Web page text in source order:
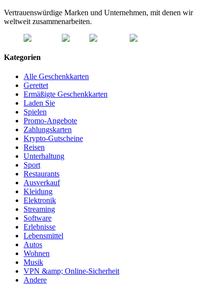
Vertrauenswürdige Marken und Unternehmen, mit denen wir
weltweit zusammenarbeiten.
Kategorien
Alle Geschenkkarten
Gerettet
Ermäßigte Geschenkkarten
Laden Sie
Spielen
Promo-Angebote
Zahlungskarten
Krypto-Gutscheine
Reisen
Unterhaltung
Sport
Restaurants
Ausverkauf
Kleidung
Elektronik
Streaming
Software
Erlebnisse
Lebensmittel
Autos
Wohnen
Musik
VPN &amp; Online-Sicherheit
Andere